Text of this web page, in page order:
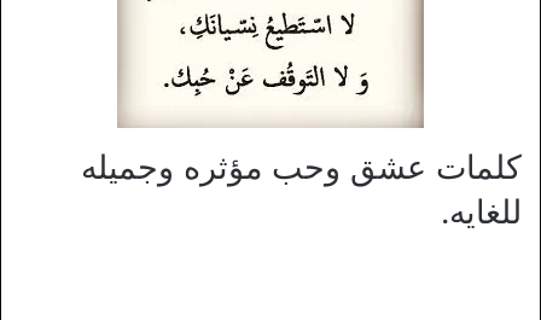
كلمات عشق وحب مؤثره وجميله
للغايه.